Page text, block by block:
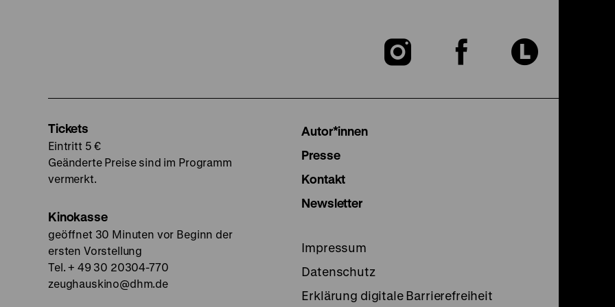
Zu
Zu
Zu
Tickets
Eintritt 5 €
Geänderte Preise sind im Programm
vermerkt.
Kinokasse
geöffnet 30 Minuten vor Beginn der
ersten Vorstellung
Tel. + 49 30 20304-770
zeughauskino@dhm.de
Autor*innen
Presse
Kontakt
Newsletter
Impressum
Datenschutz
Erklärung digitale Barrierefreiheit